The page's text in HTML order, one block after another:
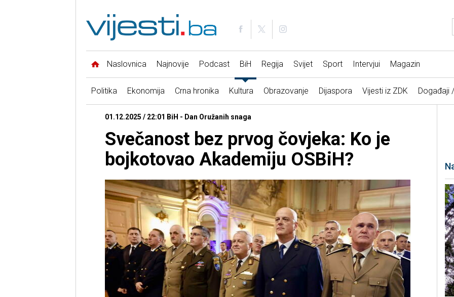
Naslovnica Najnovije Podcast BiH Regija Svijet Sport Intervjui Magazin
Politika Ekonomija Crna hronika Kultura Obrazovanje Dijaspora Vijesti iz ZDK Događaji
01.12.2025 / 22:01 BiH - Dan Oružanih snaga
Svečanost bez prvog čovjeka: Ko je
bojkotovao Akademiju OSBiH?